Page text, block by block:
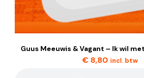
Guus Meeuwis & Vagant – Ik wil
€ 8,80 incl. btw